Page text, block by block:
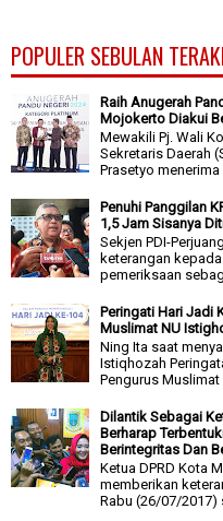
POPULER SEBULAN
Raih Anugerah
Mojokerto Diakui
Mewakili Pj. Wali
Sekretaris Daerah
Prasetyo
Penuhi Panggilan
1,5 Jam Sisanya
Sekjen PDI-
keterangan
pemeriksaan
Peringati Hari Jadi
Muslimat NU
Ning Ita saat
Istiqhozah
Pengurus
Dilantik Sebagai
Berharap
Berintegritas Dan
Ketua DPRD Kota
memberikan
Rabu (26/07/2017)